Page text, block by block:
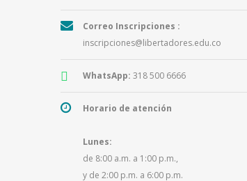
Correo Inscripciones :
inscripciones@libertadores.edu.co
WhatsApp: 318 500 6666
Horario de atención
Lunes:
de 8:00 a.m. a 1:00 p.m.,
y de 2:00 p.m. a 6:00 p.m.